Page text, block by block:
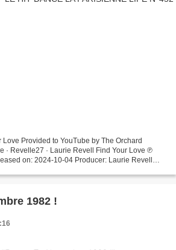
Provided to YouTube by The Orchard
· Revelle27 · Laurie Revell Find Your Love ℗
on: 2024-10-04 Producer: Laurie Revell
1982 !